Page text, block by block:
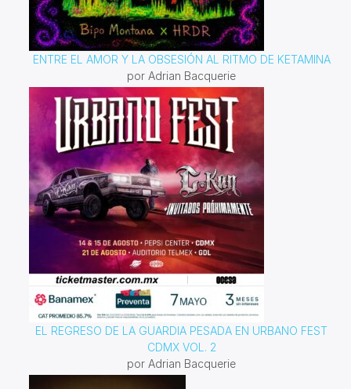
ENTRE EL AMOR Y LA OBSESIÓN AL RITMO DE KETAMINA
por Adrian Bacquerie
EL REGRESO DE LA GUARDIA PESADA EN URBANO FEST
CDMX VOL. 2
por Adrian Bacquerie